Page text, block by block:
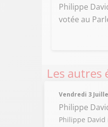
Philippe
votée au
Les autres
Vendredi 3
Philippe
Philippe